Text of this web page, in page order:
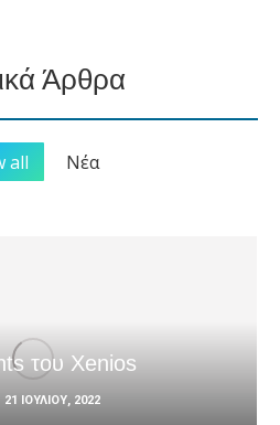
Άρθρα
all Νέα
του Xenios
21 ΙΟΥΛΊΟΥ, 2022